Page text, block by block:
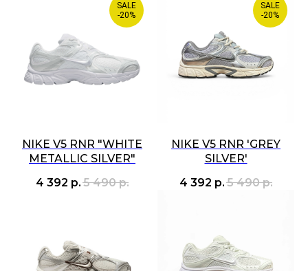
SALE
-20%
NIKE V5 RNR "WHITE
METALLIC SILVER"
4 392 р.5 490 р.
SALE
-20%
NIKE V5 RNR 'GREY
SILVER'
4 392 р.5 490 р.